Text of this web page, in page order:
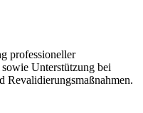
professioneller
Unterstützung bei
Revalidierungsmaßnahmen.